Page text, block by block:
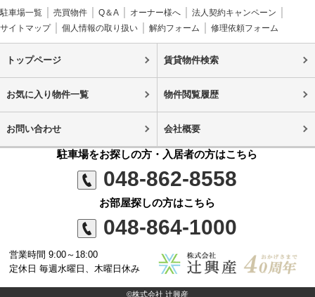
駐車場一覧 売買物件 Q＆A オーナー様へ
法人契約キャンペーン
サイトマップ
個人情報の取り扱い 解約フォーム 修理依頼フォーム
トップページ 賃貸物件検索
お気に入り物件一覧 物件閲覧履歴
お問い合わせ 会社概要
駐車場をお探しの方・入居者の方はこちら
048-862-8558
お部屋探しの方はこちら
048-864-1000
営業時間 9:00～18:00
定休日 毎週水曜日、木曜日休み
©株式会社 辻興産